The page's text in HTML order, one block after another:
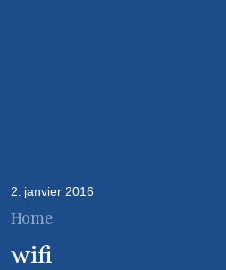
2. janvier 2016
Home
wifi